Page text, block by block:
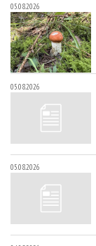
05.08.2026
05.08.2026
05.08.2026